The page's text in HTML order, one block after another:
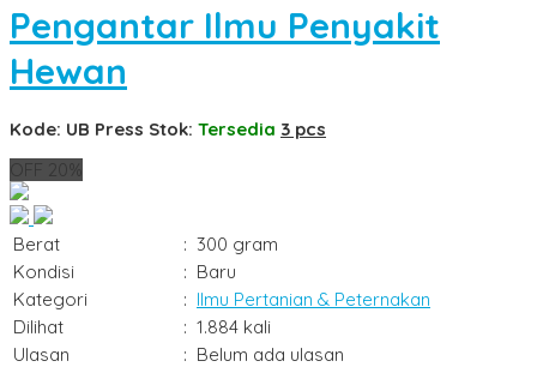
Pengantar Ilmu Penyakit
Hewan
Kode: UB Press Stok: Tersedia 3 pcs
OFF 20%
Berat : 300 gram
Kondisi
: Baru
Kategori
: Ilmu Pertanian & Peternakan
Dilihat
: 1.884 kali
Ulasan
: Belum ada ulasan